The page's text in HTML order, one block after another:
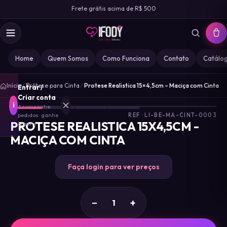
Frete grátis acima de R$ 500
Home Quem Somos Como Funciona Contato
i
Entrar /
Criar conta
Acompanhe
pedidos · ganhe
cupons
DESIRE
Início/Prótese para Cinta / Protese Realistica 15×4,5cm – Maciça com Cinta
1
REF · LI-BE-MA-CINT-0003
PROTESE REALISTICA 15X4,5CM -
MACIÇA COM CINTA
Faça login para ver preços
− +